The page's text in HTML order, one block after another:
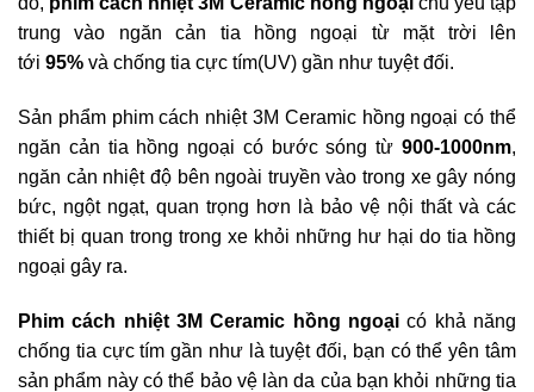
trung vào ngăn cản tia hồng ngoại từ mặt trời lên
tới 95% và chống tia cực tím(UV) gần như tuyệt đối.
Sản phẩm phim cách nhiệt 3M Ceramic hồng ngoại có thể
ngăn cản tia hồng ngoại có bước sóng từ 900-1000nm,
ngăn cản nhiệt độ bên ngoài truyền vào trong xe gây nóng
bức, ngột ngạt, quan trọng hơn là bảo vệ nội thất và các
thiết bị quan trong trong xe khỏi những hư hại do tia hồng
ngoại gây ra.
Phim cách nhiệt 3M Ceramic hồng ngoại có khả năng
chống tia cực tím gần như là tuyệt đối, bạn có thể yên tâm
sản phẩm này có thể bảo vệ làn da của bạn khỏi những tia